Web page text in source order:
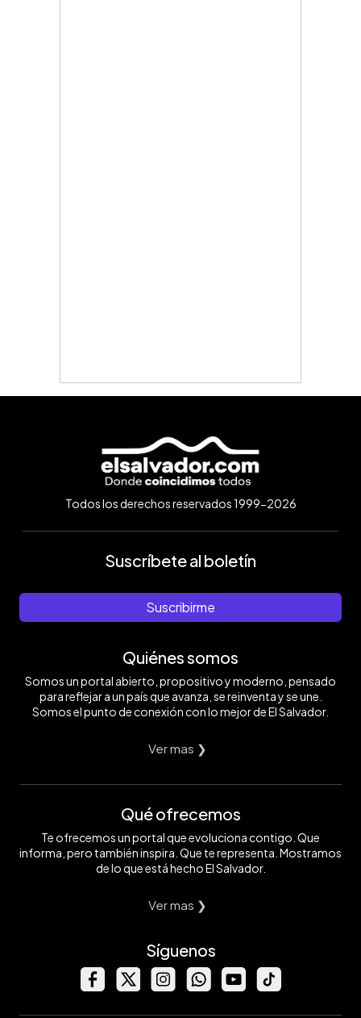
Todos los derechos reservados 1999-2026
Suscríbete al boletín
Suscribirme
Quiénes somos
Somos un portal abierto, propositivo y moderno, pensado
para reflejar a un país que avanza, se reinventa y se une.
Somos el punto de conexión con lo mejor de El Salvador.
Ver mas ❯
Qué ofrecemos
Te ofrecemos un portal que evoluciona contigo. Que
informa, pero también inspira. Que te representa. Mostramos
de lo que está hecho El Salvador.
Ver mas ❯
Síguenos